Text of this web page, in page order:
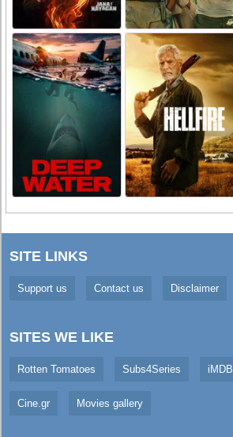
SITE LINKS
Support us Contact us Disclaimer
SITES WE LIKE
Rotten Tomatoes Subs4Series iMDB
Cine.gr Movies gallery